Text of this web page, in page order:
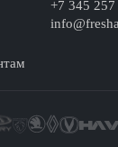
+7 345 257